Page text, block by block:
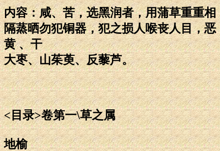
内容：咸、苦，选黑润者，用蒲草重重相
隔蒸晒勿犯铜器，犯之损人喉丧人目，恶
黄 、干
大枣、山茱萸、反藜芦。
<目录>卷第一\草之属
地榆